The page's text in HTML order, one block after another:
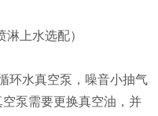
淋上水选配）
环水真空泵，噪音小抽气
泵需要更换真空油，并